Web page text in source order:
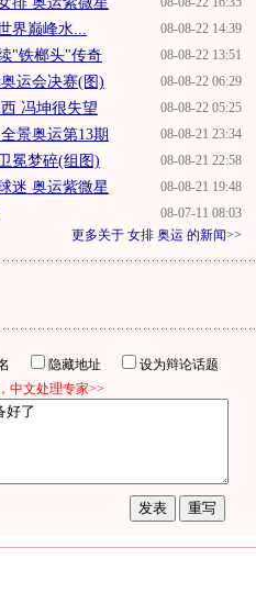
08-08-22 14:39
界巅峰水...
08-08-22 13:51
"铁榔头"传奇
08-08-22 06:29
运会决赛(图)
08-08-22 05:25
冯坤很失望
08-08-21 23:34
景奥运第13期
08-08-21 22:58
冕梦碎(组图)
08-08-21 19:48
迷 奥运紫微星
08-07-11 08:03
更多关于 女排 奥运 的新闻>>
隐藏地址
设为辩论话题
中文处理专家>>